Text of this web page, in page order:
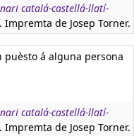
catalá-castellá-llatí-
Impremta de Josep Torner.
puèsto á alguna persona
catalá-castellá-llatí-
Impremta de Josep Torner.